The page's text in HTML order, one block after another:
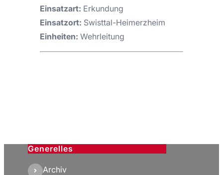
Einsatzart: Erkundung
Einsatzort: Swisttal-Heimerzheim
Einheiten: Wehrleitung
Generelles
Archiv